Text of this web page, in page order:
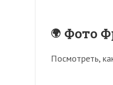
Фото
Посмотреть,